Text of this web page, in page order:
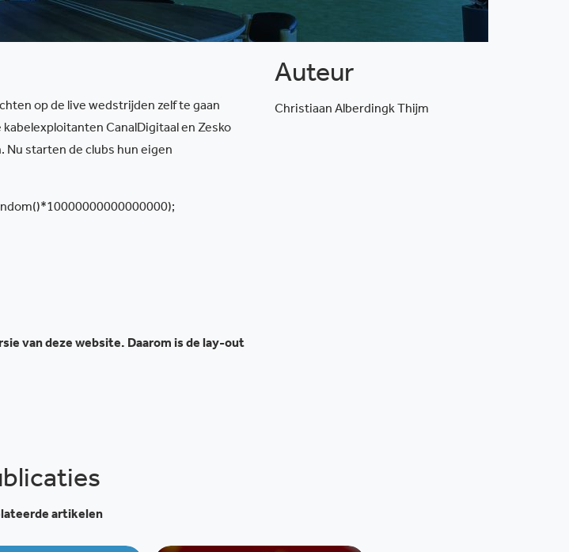
op de live wedstrijden zelf te gaan
CanalDigitaal en Zesko
Nu starten de clubs hun eigen
van deze website. Daarom is de lay-out
Auteur
Christiaan Alberdingk Thijm
artikelen